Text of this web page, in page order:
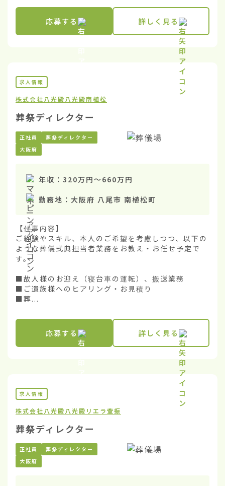
応募する 詳しく見る
求人情報
株式会社八光殿 八光殿南植松
葬祭ディレクター
正社員
葬祭ディレクター
大阪府
年収： 320万円〜660万円
勤務地： 大阪府 八尾市 南植松町
【仕事内容】
ご経験やスキル、本人のご希望を考慮しつつ、以下の
ような葬儀式典担当者業務をお教え・お任せ予定で
す。
■故人様のお迎え（寝台車の運転）、搬送業務
■ご遺族様へのヒアリング・お見積り
■葬...
応募する 詳しく見る
求人情報
株式会社八光殿 八光殿リエラ萱振
葬祭ディレクター
正社員
葬祭ディレクター
大阪府